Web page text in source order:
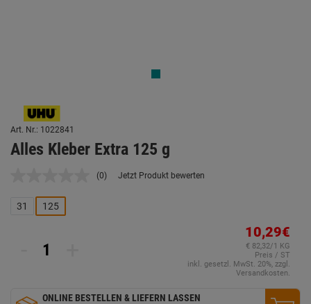
Art. Nr.: 1022841
Alles Kleber Extra 125 g
Kein
(0) Jetzt Produkt bewerten
31 125
10,29€
€ 82,32/1 KG
Preis / ST
inkl. gesetzl. MwSt. 20%, zzgl.
Versandkosten.
ONLINE BESTELLEN & LIEFERN LASSEN